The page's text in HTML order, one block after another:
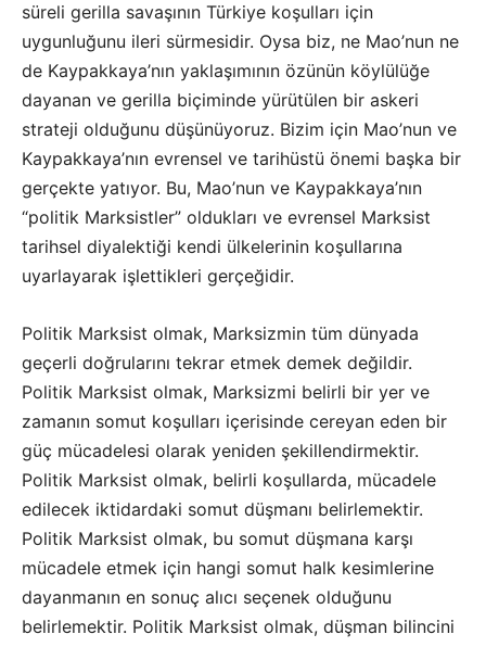
süreli gerilla savaşının Türkiye koşulları için
uygunluğunu ileri sürmesidir. Oysa biz, ne Mao’nun ne
de Kaypakkaya’nın yaklaşımının özünün köylülüğe
dayanan ve gerilla biçiminde yürütülen bir askeri
strateji olduğunu düşünüyoruz. Bizim için Mao’nun ve
Kaypakkaya’nın evrensel ve tarihüstü önemi başka bir
gerçekte yatıyor. Bu, Mao’nun ve Kaypakkaya’nın
“politik Marksistler” oldukları ve evrensel Marksist
tarihsel diyalektiği kendi ülkelerinin koşullarına
uyarlayarak işlettikleri gerçeğidir.
Politik Marksist olmak, Marksizmin tüm dünyada
geçerli doğrularını tekrar etmek demek değildir.
Politik Marksist olmak, Marksizmi belirli bir yer ve
zamanın somut koşulları içerisinde cereyan eden bir
güç mücadelesi olarak yeniden şekillendirmektir.
Politik Marksist olmak, belirli koşullarda, mücadele
edilecek iktidardaki somut düşmanı belirlemektir.
Politik Marksist olmak, bu somut düşmana karşı
mücadele etmek için hangi somut halk kesimlerine
dayanmanın en sonuç alıcı seçenek olduğunu
belirlemektir. Politik Marksist olmak, düşman bilincini